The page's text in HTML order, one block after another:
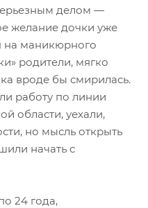
делом —
желание дочки уже
на маникюрного
родители, мягко
вроде бы смирилась.
работу по линии
области, уехали,
но мысль открыть
начать с
24 года,